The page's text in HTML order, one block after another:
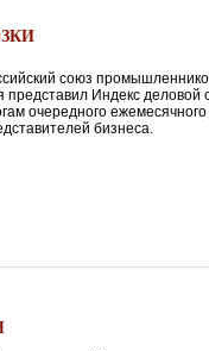
союз
представил Индекс деловой
очередного
бизнеса.